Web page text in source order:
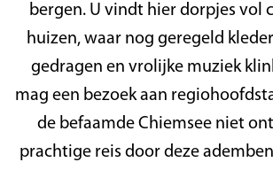
bergen. U vindt hier dorpjes vol
huizen, waar nog geregeld
gedragen en vrolijke muziek
mag een bezoek aan
de befaamde Chiemsee niet
prachtige reis door deze